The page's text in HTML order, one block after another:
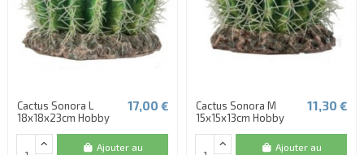
Cactus Sonora L
18x18x23cm Hobby
17,00 €
Ajouter au
Cactus Sonora M
15x15x13cm Hobby
11,30 €
Ajouter au